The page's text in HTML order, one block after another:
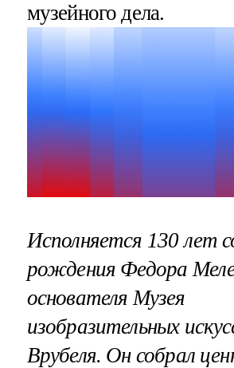
музейного дела.
Исполняется 130 лет
рождения Федора
основателя Музея
изобразительных
Врубеля. Он собрал